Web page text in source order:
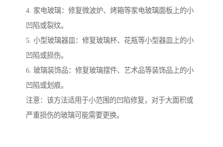
4. 家电玻璃：修复微波炉、烤箱等家电玻璃面板上的小
凹陷或裂纹。
5. 小型玻璃器皿：修复玻璃杯、花瓶等小型器皿上的小
凹陷或损伤。
6. 玻璃装饰品：修复玻璃摆件、艺术品等装饰品上的小
凹陷或划痕。
注意：该方法适用于小范围的凹陷修复，对于大面积或
严重损伤的玻璃可能需要更换。